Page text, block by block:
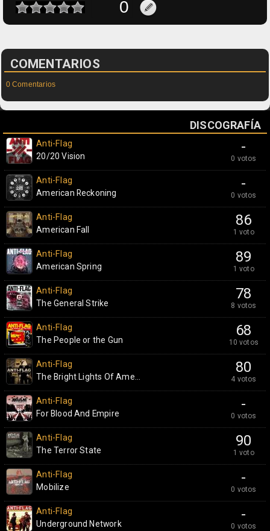
COMENTARIOS
0 Comentarios
DISCOGRAFÍA
-
0 votos
Anti-Flag
20/20 Vision
-
0 votos
Anti-Flag
American Reckoning
86
1 voto
Anti-Flag
American Fall
89
1 voto
Anti-Flag
American Spring
78
8 votos
Anti-Flag
The General Strike
68
10 votos
Anti-Flag
The People or the Gun
80
4 votos
Anti-Flag
The Bright Lights Of Ame...
-
0 votos
Anti-Flag
For Blood And Empire
90
1 voto
Anti-Flag
The Terror State
-
0 votos
Anti-Flag
Mobilize
-
0 votos
Anti-Flag
Underground Network